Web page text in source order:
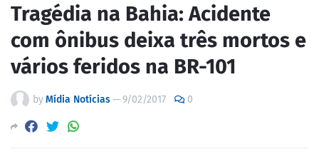
Tragédia na Bahia: Acidente
com ônibus deixa três mortos e
vários feridos na BR-101
byMídia Notícias—9/02/2017 0